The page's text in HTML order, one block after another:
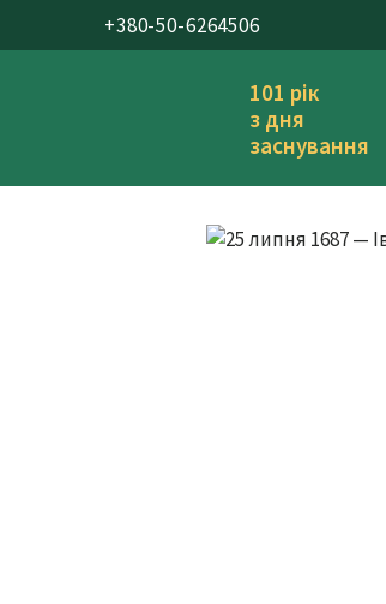
+380-50-6264506
101 рік
з дня
заснування